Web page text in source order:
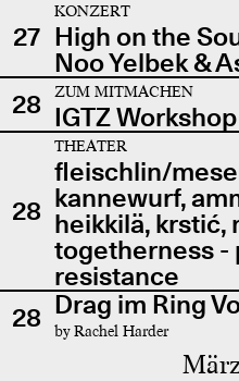
27
KONZERT
High on the
Noo Yelbek &
28
ZUM MITMACHEN
IGTZ Workshop
28
THEATER
fleischlin/
kannewurf,
heikkilä, krstić,
togetherness -
resistance
28 Drag im Ring
by Rachel Harder